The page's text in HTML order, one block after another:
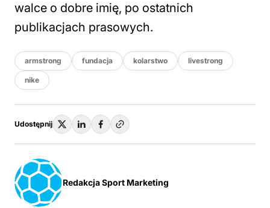
walce o dobre imię, po ostatnich
publikacjach prasowych.
armstrong fundacja kolarstwo livestrong
nike
Udostępnij
Redakcja Sport Marketing